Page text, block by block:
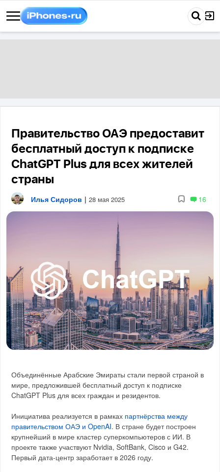
Правительство ОАЭ предоставит
бесплатный доступ к подписке
ChatGPT Plus для всех жителей
страны
Илья Сидоров | 28 мая 2025 16
Объединённые Арабские Эмираты стали первой страной в
мире, предложившей бесплатный доступ к подписке
ChatGPT Plus для всех граждан и резидентов.
Инициатива реализуется в рамках партнёрства между
правительством ОАЭ и OpenAI. В стране будет построен
крупнейший в мире кластер суперкомпьютеров с ИИ. В
проекте также участвуют Nvidia, SoftBank, Cisco и G42.
Первый дата-центр заработает в 2026 году.